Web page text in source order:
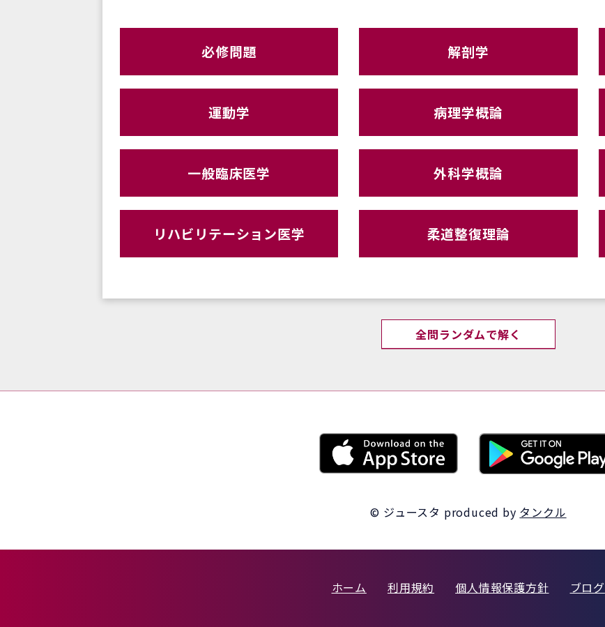
必修問題 解剖学
運動学 病理学概論
一般臨床医学 外科学概論
リハビリテーション医学 柔道整復理論
全問ランダムで解く
© ジュースタ produced by タンクル
ホーム 利用規約 個人情報保護方針 ブログ